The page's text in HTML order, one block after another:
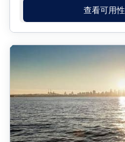
查看可用性